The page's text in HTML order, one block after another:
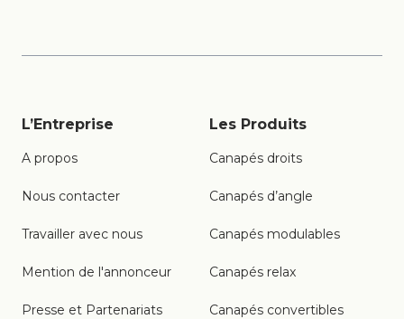
L’Entreprise
A propos
Nous contacter
Travailler avec nous
Mention de l'annonceur
Presse et Partenariats
Les Produits
Canapés droits
Canapés d’angle
Canapés modulables
Canapés relax
Canapés convertibles